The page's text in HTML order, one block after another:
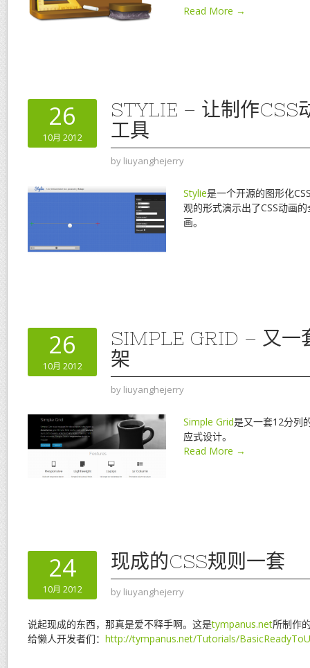
Read More →
26
10月 2012
STYLIE – 让制作CSS
工具
by liuyanghejerry
Stylie是一个开源的图形化
观的形式演示出了CSS动画
画。
26
10月 2012
SIMPLE GRID – 又一
架
by liuyanghejerry
Simple Grid是又一套12分列
应式设计。
Read More →
24
10月 2012
现成的CSS规则一套
by liuyanghejerry
说起现成的东西，那真是爱不释手啊。这是tympanus.net所制作
给懒人开发者们： http://tympanus.net/Tutorials/